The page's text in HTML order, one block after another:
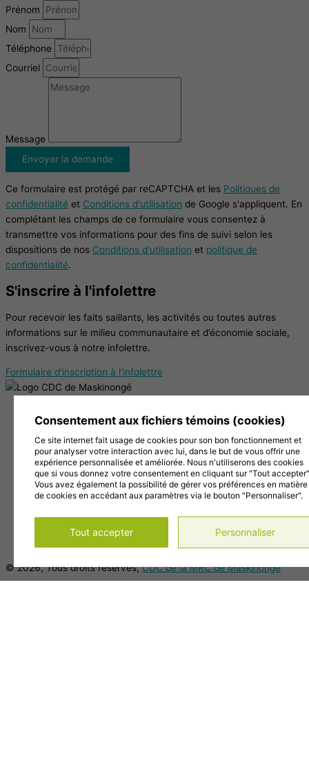
Prénom
Nom
Téléphone
Courriel
Message
Envoyer la demande
Ce formulaire est protégé par reCAPTCHA et les Politiques de
confidentialité et Conditions d'utilisation de Google s'appliquent. En
complétant les champs de ce formulaire vous consentez à
transmettre vos informations pour des fins de suivi selon les
dispositions de nos Conditions d'utilisation et politique de
confidentialité.
S'inscrire à l'infolettre
Pour recevoir les faits saillants, les activités ou toutes autres
informations sur le milieu communautaire et d’économie sociale,
inscrivez-vous à notre infolettre.
Formulaire d'inscription à l'infolettre
J5V 2J7
819 228-1096
info@cdc-maski.qc.ca
Suivez-nous sur Facebook!
Abonnez-vous à notre compte Instagram!
Abonnez-vous à notre chaîne YouTube!
Gérer mes témoins (cookies)
© 2026, Tous droits réservés,CDC de la MRC de Maskinongé
Consentement aux fichiers témoins (cookies)
Ce site internet fait usage de cookies pour son bon fonctionnement et
pour analyser votre interaction avec lui, dans le but de vous offrir une
expérience personnalisée et améliorée. Nous n'utiliserons des cookies
que si vous donnez votre consentement en cliquant sur "Tout
Vous avez également la possibilité de gérer vos préférences en matière
de cookies en accédant aux paramètres via le bouton "Personnaliser".
Tout accepter Personnaliser